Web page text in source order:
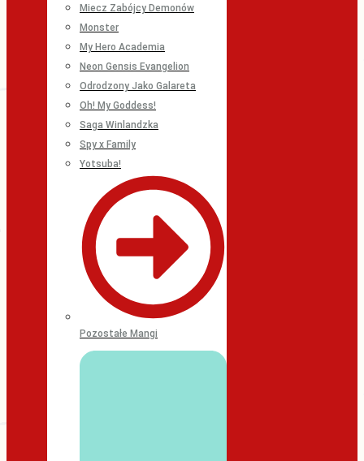
Miecz Zabójcy Demonów
Monster
My Hero Academia
Neon Gensis Evangelion
Odrodzony Jako Galareta
Oh! My Goddess!
Saga Winlandzka
Spy x Family
Yotsuba!
Pozostałe Mangi